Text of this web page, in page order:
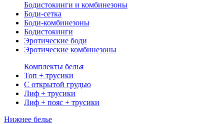
Бодистокинги и комбинезоны
Боди-сетка
Боди-комбинезоны
Бодистокинги
Эротические боди
Эротические комбинезоны
Комплекты белья
Топ + трусики
С открытой грудью
Лиф + трусики
Лиф + пояс + трусики
Нижнее белье